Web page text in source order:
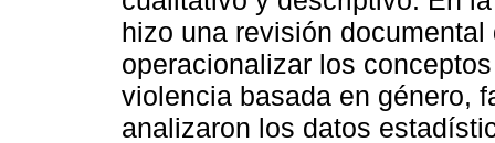
hizo una revisión
operacionalizar los
violencia basada en género,
analizaron los datos